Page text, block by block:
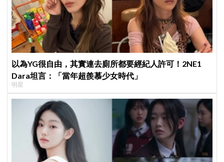
以為YG很自由，其實連去廁所都要經紀人許可！2NE1
Dara坦言：「當年超羨慕少女時代」
明星